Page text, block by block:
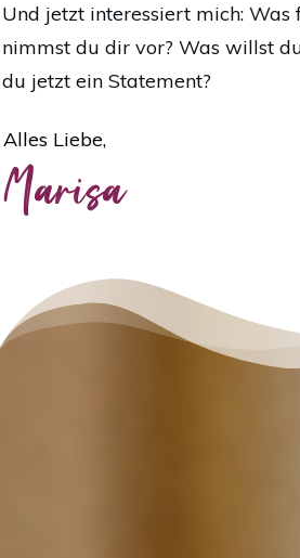
Und jetzt interessiert mich: Was
nimmst du dir vor? Was willst
du jetzt ein Statement?
Alles Liebe,
Marisa